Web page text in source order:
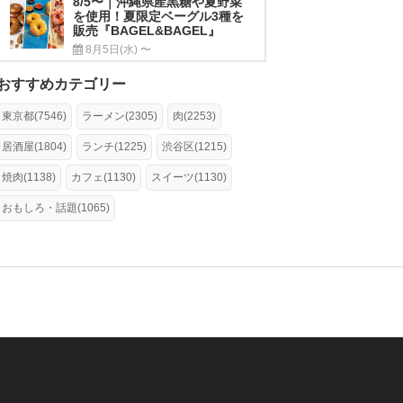
を使用！夏限定ベーグル3種を
販売『BAGEL&BAGEL』
8月5日(水) 〜
すすめカテゴリー
東京都(7546) ラーメン(2305) 肉(2253)
居酒屋(1804) ランチ(1225) 渋谷区(1215)
焼肉(1138) カフェ(1130) スイーツ(1130)
おもしろ・話題(1065)